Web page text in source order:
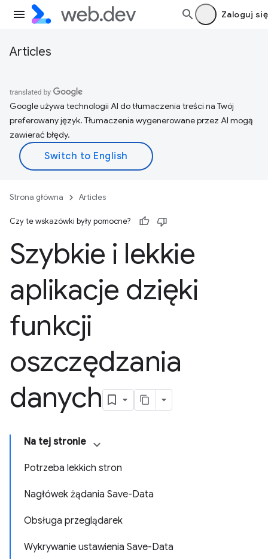
Zaloguj się
Articles
Google używa technologii AI do tłumaczenia treści na Twój
preferowany język. Tłumaczenia wygenerowane przez AI mogą
zawierać błędy.
Strona główna Articles
Czy te wskazówki były pomocne?
Szybkie i lekkie
aplikacje dzięki
funkcji
oszczędzania
danych
Na tej stronie
Potrzeba lekkich stron
Nagłówek żądania Save-Data
Obsługa przeglądarek
Wykrywanie ustawienia Save-Data